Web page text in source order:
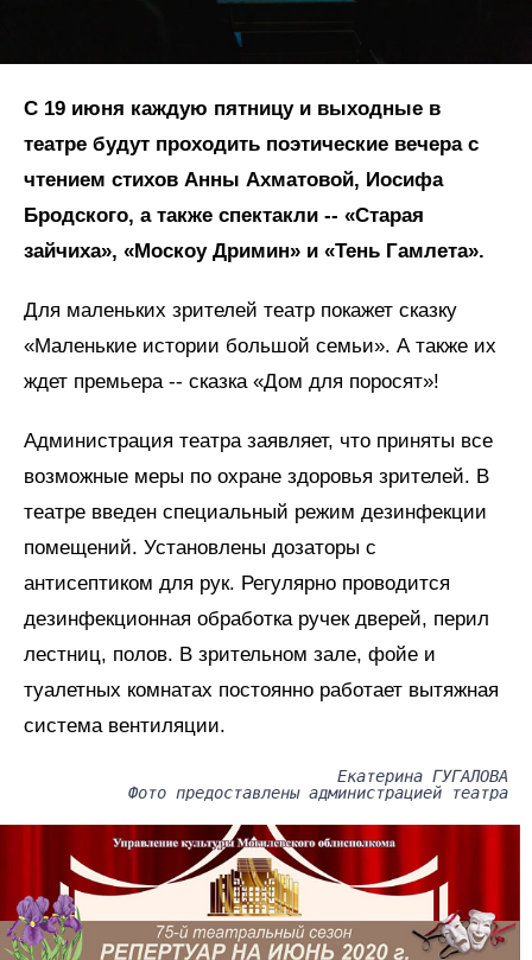
С 19 июня каждую пятницу и выходные в
театре будут проходить поэтические вечера с
чтением стихов Анны Ахматовой, Иосифа
Бродского, а также спектакли -- «Старая
зайчиха», «Москоу Дримин» и «Тень Гамлета».
Для маленьких зрителей театр покажет сказку
«Маленькие истории большой семьи». А также их
ждет премьера -- сказка «Дом для поросят»!
Администрация театра заявляет, что приняты все
возможные меры по охране здоровья зрителей. В
театре введен специальный режим дезинфекции
помещений. Установлены дозаторы с
антисептиком для рук. Регулярно проводится
дезинфекционная обработка ручек дверей, перил
лестниц, полов. В зрительном зале, фойе и
туалетных комнатах постоянно работает вытяжная
система вентиляции.
Екатерина ГУГАЛОВА
Фото предоставлены администрацией театра